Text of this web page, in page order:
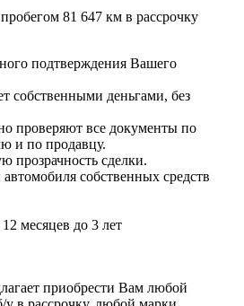
81 647 км в рассрочку
подтверждения Вашего
собственными деньгами, без
проверяют все документы по
и по продавцу.
прозрачность сделки.
собственных средств
месяцев до 3 лет
приобрести Вам любой